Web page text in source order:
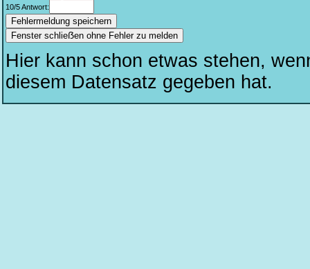
10/5 Antwort:
Fenster schlieẞen ohne Fehler zu melden
Hier kann schon etwas stehen,
diesem Datensatz gegeben hat.